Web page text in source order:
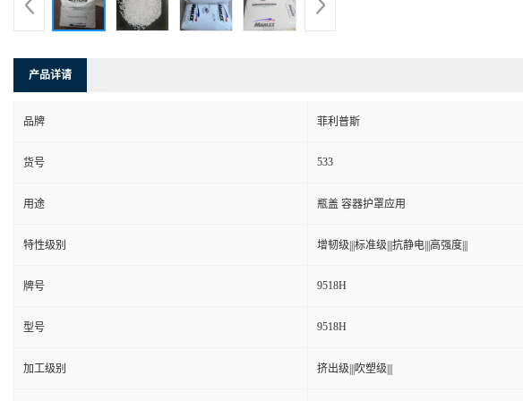
产品详请
品牌 菲利普斯
货号 533
用途 瓶盖 容器护罩应用
特性级别 增韧级|||标准级|||抗静电|||高强度|||
牌号 9518H
型号 9518H
加工级别 挤出级|||吹塑级|||